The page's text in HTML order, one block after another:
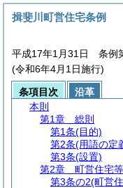
揖斐川町営住宅条例
平成17年1月31日 条例
(令和6年4月1日施行)
条項目次
沿革
本則
第1章
総則
第1条(目的)
第2条(用語の定
第3条(設置)
第2章
町営住宅
第3条の2(町営